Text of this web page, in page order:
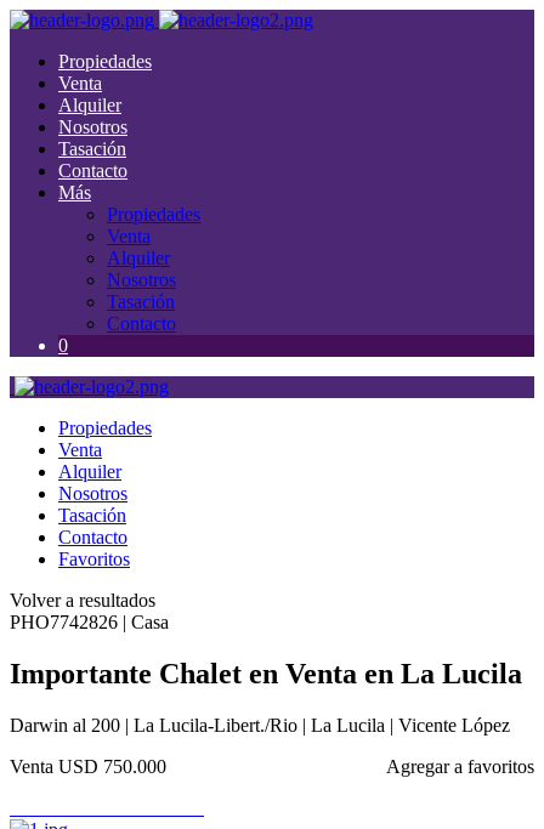
Propiedades
Venta
Alquiler
Nosotros
Tasación
Contacto
Más
Propiedades
Venta
Alquiler
Nosotros
Tasación
Contacto
0
Propiedades
Venta
Alquiler
Nosotros
Tasación
Contacto
Favoritos
Volver a resultados
PHO7742826 | Casa
Importante Chalet en Venta en La Lucila
Darwin al 200 | La Lucila-Libert./Rio | La Lucila | Vicente López
Agregar a favoritos
Venta USD 750.000